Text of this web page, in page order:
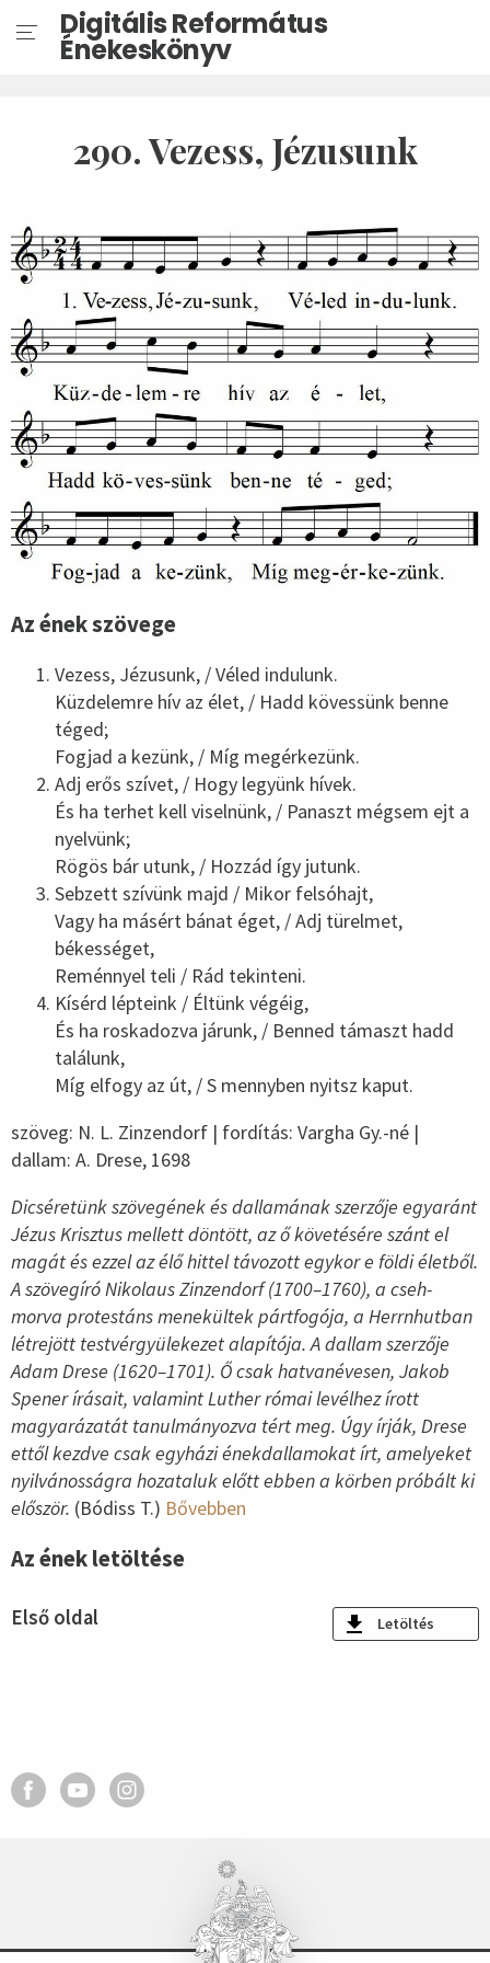
Digitális Református
Énekeskönyv
290. Vezess, Jézusunk
Az ének szövege
Vezess, Jézusunk, / Véled indulunk.
Küzdelemre hív az élet, / Hadd kövessünk benne
téged;
Fogjad a kezünk, / Míg megérkezünk.
Adj erős szívet, / Hogy legyünk hívek.
És ha terhet kell viselnünk, / Panaszt mégsem ejt a
nyelvünk;
Rögös bár utunk, / Hozzád így jutunk.
Sebzett szívünk majd / Mikor felsóhajt,
Vagy ha másért bánat éget, / Adj türelmet,
békességet,
Reménnyel teli / Rád tekinteni.
Kísérd lépteink / Éltünk végéig,
És ha roskadozva járunk, / Benned támaszt hadd
találunk,
Míg elfogy az út, / S mennyben nyitsz kaput.
szöveg: N. L. Zinzendorf | fordítás: Vargha Gy.-né |
dallam: A. Drese, 1698
Dicséretünk szövegének és dallamának szerzője egyaránt
Jézus Krisztus mellett döntött, az ő követésére szánt el
magát és ezzel az élő hittel távozott egykor e földi életből.
A szövegíró Nikolaus Zinzendorf (1700–1760), a cseh-
morva protestáns menekültek pártfogója, a Herrnhutban
létrejött testvérgyülekezet alapítója. A dallam szerzője
Adam Drese (1620–1701). Ő csak hatvanévesen, Jakob
Spener írásait, valamint Luther római levélhez írott
magyarázatát tanulmányozva tért meg. Úgy írják, Drese
ettől kezdve csak egyházi énekdallamokat írt, amelyeket
nyilvánosságra hozataluk előtt ebben a körben próbált ki
először. (Bódiss T.) Bővebben
Az ének letöltése
Első oldal Letöltés